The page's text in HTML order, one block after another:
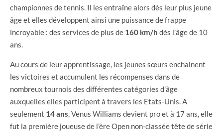
championnes de tennis. Il les entraîne alors dès leur plus jeune
âge et elles développent ainsi une puissance de frappe
incroyable : des services de plus de 160 km/h dès l’âge de 10
ans.
Au cours de leur apprentissage, les jeunes sœurs enchainent
les victoires et accumulent les récompenses dans de
nombreux tournois des différentes catégories d’âge
auxquelles elles participent à travers les Etats-Unis. A
seulement 14 ans , Venus Williams devient pro et à 17 ans, elle
fut la première joueuse de l’ère Open non-classée tête de série